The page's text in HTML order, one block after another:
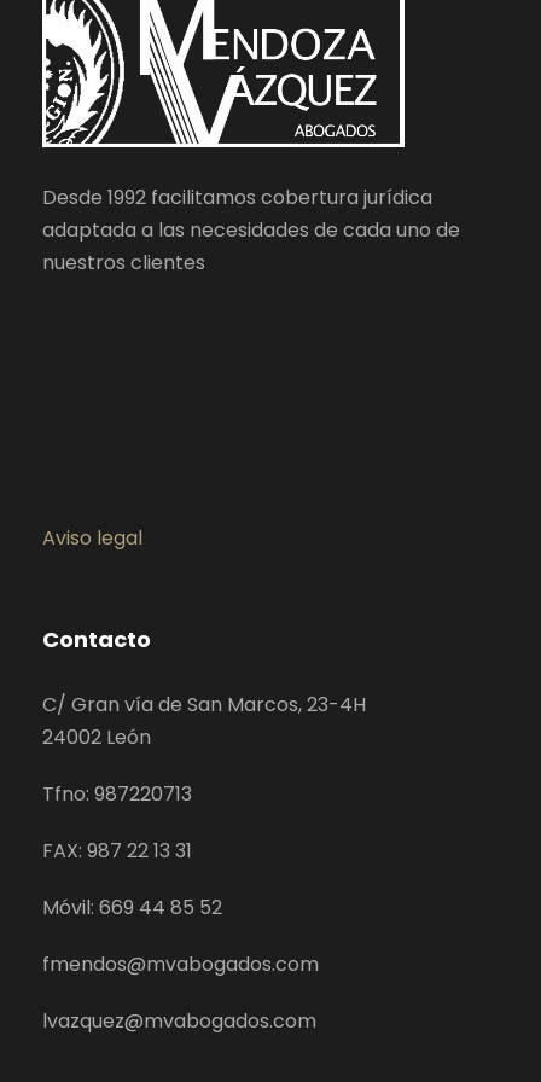
Desde 1992 facilitamos cobertura jurídica
adaptada a las necesidades de cada uno de
nuestros clientes
Aviso legal
Contacto
C/ Gran vía de San Marcos, 23-4H
24002 León
Tfno: 987220713
FAX: 987 22 13 31
Móvil: 669 44 85 52
fmendos@mvabogados.com
lvazquez@mvabogados.com